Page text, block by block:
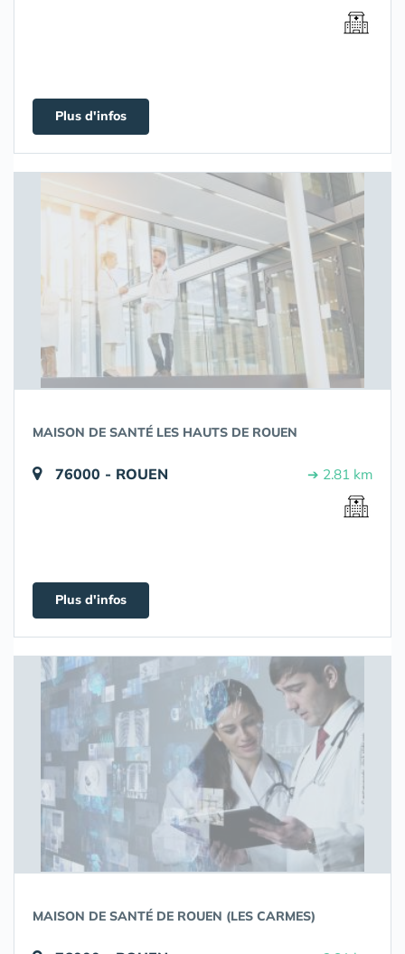
Plus d'infos
MAISON DE SANTÉ LES HAUTS DE ROUEN
76000 - ROUEN ➔ 2.81 km
Plus d'infos
MAISON DE SANTÉ DE ROUEN (LES CARMES)